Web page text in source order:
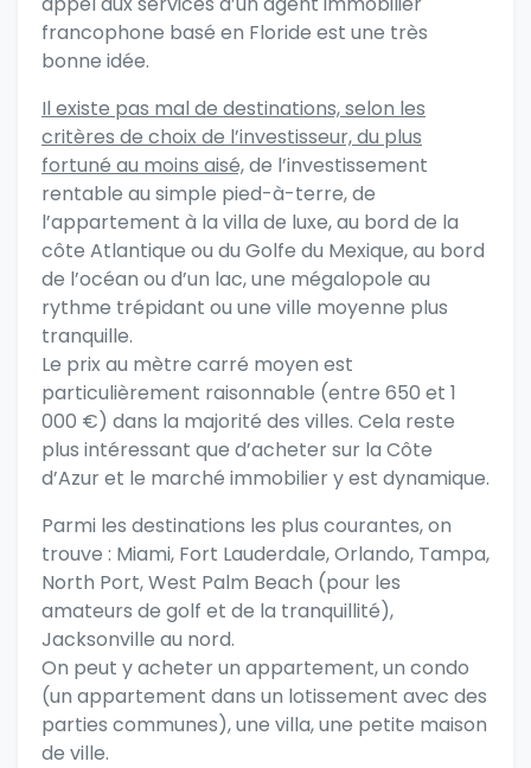
francophone basé en Floride est une très
bonne idée.
Il existe pas mal de destinations, selon les
critères de choix de l’investisseur, du plus
fortuné au moins aisé,de l’investissement
rentable au simple pied-à-terre, de
l’appartement à la villa de luxe, au bord de la
côte Atlantique ou du Golfe du Mexique, au bord
de l’océan ou d’un lac, une mégalopole au
rythme trépidant ou une ville moyenne plus
tranquille.
Le prix au mètre carré moyen est
particulièrement raisonnable (entre 650 et 1
000 €) dans la majorité des villes. Cela reste
plus intéressant que d’acheter sur la Côte
d’Azur et le marché immobilier y est dynamique.
Parmi les destinations les plus courantes, on
trouve : Miami, Fort Lauderdale, Orlando, Tampa,
North Port, West Palm Beach (pour les
amateurs de golf et de la tranquillité),
Jacksonville au nord.
On peut y acheter un appartement, un condo
(un appartement dans un lotissement avec des
parties communes), une villa, une petite maison
de ville.